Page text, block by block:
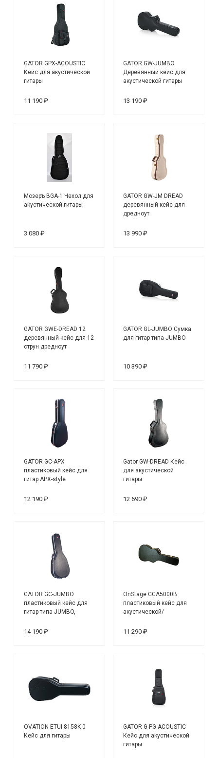
GATOR GPX-ACOUSTIC
Кейс для акустической
гитары
11 190 ₽
GATOR GW-JUMBO
Деревянный кейс для
акустической гитары
13 190 ₽
Мозеръ BGA-1 Чехол для
акустической гитары
3 080 ₽
GATOR GW-JM DREAD
деревянный кейс для
дредноут
13 990 ₽
GATOR GWE-DREAD 12
деревянный кейс для 12
струн дредноут
11 790 ₽
GATOR GL-JUMBO Сумка
для гитар типа JUMBO
10 390 ₽
GATOR GC-APX
пластиковый кейс для
гитар APX-style
12 190 ₽
Gator GW-DREAD Кейс
для акустической
гитары
12 690 ₽
GATOR GC-JUMBO
пластиковый кейс для
гитар типа JUMBO,
14 190 ₽
OnStage GCA5000B
пластиковый кейс для
акустической/
гитары
11 290 ₽
OVATION ETUI 8158K-0
Кейс для гитары
GATOR G-PG ACOUSTIС
Кейс для акустической
гитары